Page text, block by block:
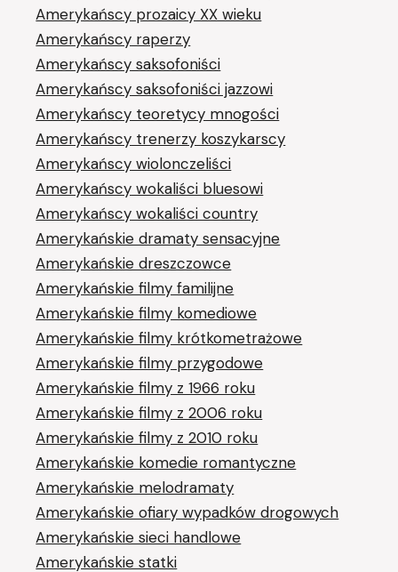
Amerykańscy prozaicy XX wieku
Amerykańscy raperzy
Amerykańscy saksofoniści
Amerykańscy saksofoniści jazzowi
Amerykańscy teoretycy mnogości
Amerykańscy trenerzy koszykarscy
Amerykańscy wiolonczeliści
Amerykańscy wokaliści bluesowi
Amerykańscy wokaliści country
Amerykańskie dramaty sensacyjne
Amerykańskie dreszczowce
Amerykańskie filmy familijne
Amerykańskie filmy komediowe
Amerykańskie filmy krótkometrażowe
Amerykańskie filmy przygodowe
Amerykańskie filmy z 1966 roku
Amerykańskie filmy z 2006 roku
Amerykańskie filmy z 2010 roku
Amerykańskie komedie romantyczne
Amerykańskie melodramaty
Amerykańskie ofiary wypadków drogowych
Amerykańskie sieci handlowe
Amerykańskie statki